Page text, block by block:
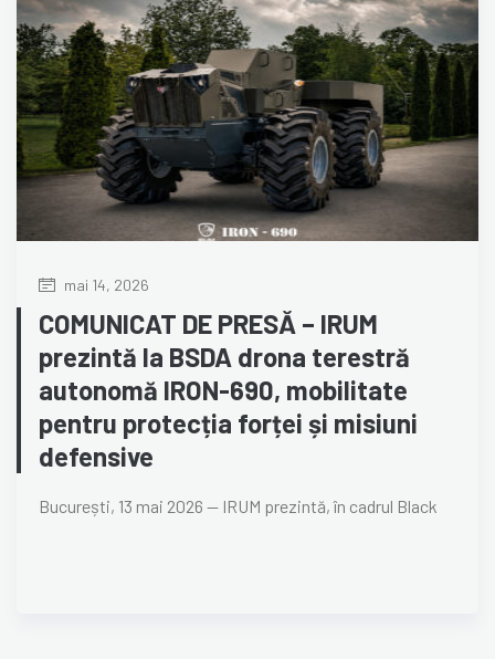
mai 14, 2026
COMUNICAT DE PRESĂ – IRUM
prezintă la BSDA drona terestră
autonomă IRON-690, mobilitate
pentru protecția forței și misiuni
defensive
București, 13 mai 2026 — IRUM prezintă, în cadrul Black